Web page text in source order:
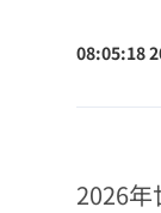
08:05:18
2026